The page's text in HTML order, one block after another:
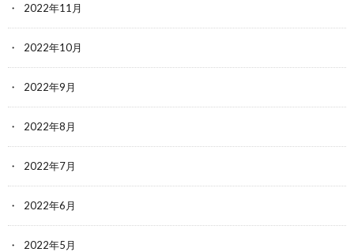
2022年11月
2022年10月
2022年9月
2022年8月
2022年7月
2022年6月
2022年5月